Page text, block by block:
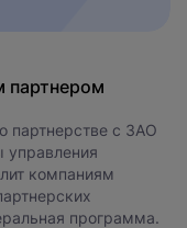
партнером
партнерстве с ЗАО
управления
компаниям
программа.